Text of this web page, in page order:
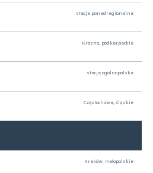
stacja ponadregionalna
Krosno, podkarpackie
stacja ogólnopolska
Częstochowa, śląskie
Kraków, małopolskie